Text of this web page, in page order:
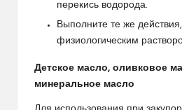
перекись водорода.
Выполните те же
физиологическим
Детское масло, оливковое
минеральное масло